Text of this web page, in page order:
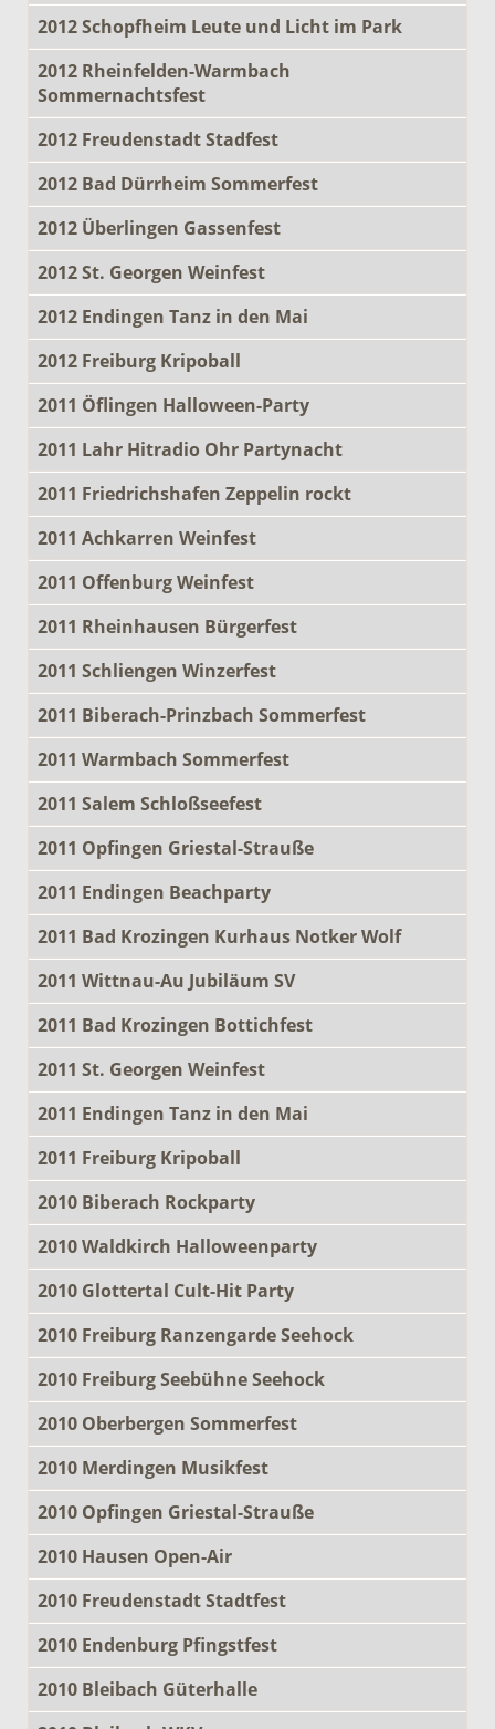
2012 Schopfheim Leute und Licht im Park
2012 Rheinfelden-Warmbach
Sommernachtsfest
2012 Freudenstadt Stadfest
2012 Bad Dürrheim Sommerfest
2012 Überlingen Gassenfest
2012 St. Georgen Weinfest
2012 Endingen Tanz in den Mai
2012 Freiburg Kripoball
2011 Öflingen Halloween-Party
2011 Lahr Hitradio Ohr Partynacht
2011 Friedrichshafen Zeppelin rockt
2011 Achkarren Weinfest
2011 Offenburg Weinfest
2011 Rheinhausen Bürgerfest
2011 Schliengen Winzerfest
2011 Biberach-Prinzbach Sommerfest
2011 Warmbach Sommerfest
2011 Salem Schloßseefest
2011 Opfingen Griestal-Strauße
2011 Endingen Beachparty
2011 Bad Krozingen Kurhaus Notker Wolf
2011 Wittnau-Au Jubiläum SV
2011 Bad Krozingen Bottichfest
2011 St. Georgen Weinfest
2011 Endingen Tanz in den Mai
2011 Freiburg Kripoball
2010 Biberach Rockparty
2010 Waldkirch Halloweenparty
2010 Glottertal Cult-Hit Party
2010 Freiburg Ranzengarde Seehock
2010 Freiburg Seebühne Seehock
2010 Oberbergen Sommerfest
2010 Merdingen Musikfest
2010 Opfingen Griestal-Strauße
2010 Hausen Open-Air
2010 Freudenstadt Stadtfest
2010 Endenburg Pfingstfest
2010 Bleibach Güterhalle